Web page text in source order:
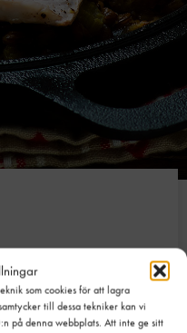
som cookies för att lagra
till dessa tekniker kan vi
på denna webbplats. Att inte ge sitt